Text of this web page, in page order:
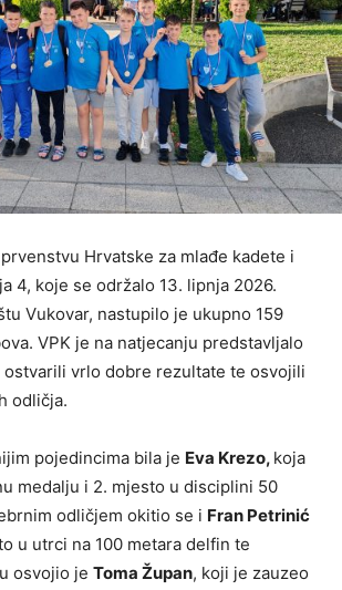
Hrvatske za mlađe kadete i
4, koje se održalo 13. lipnja 2026.
Vukovar, nastupilo je ukupno 159
VPK je na natjecanju predstavljalo
ostvarili vrlo dobre rezultate te osvojili
odličja.
pojedincima bila je Eva Krezo, koja
medalju i 2. mjesto u disciplini 50
odličjem okitio se i Fran Petrinić
u utrci na 100 metara delfin te
osvojio je Toma Župan, koji je zauzeo